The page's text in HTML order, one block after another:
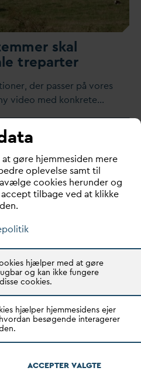
skal
treparter
der passer på vores
video med konkrete…
kan styrke
spænder ben
plads til naturen, når de
værdierne af bla…
gøre hjemmesiden mere
oplevelse samt til
cookies herunder og
tilbage ved at klikke
hjælper med at gøre
og kan ikke fungere
cookies.
hjælper hjemmesidens ejer
besøgende interagerer
ACCEPTERVALGTE